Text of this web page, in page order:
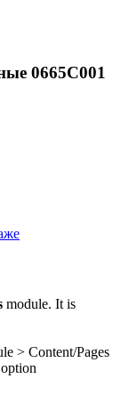
0665C001
module. It is
> Content/Pages